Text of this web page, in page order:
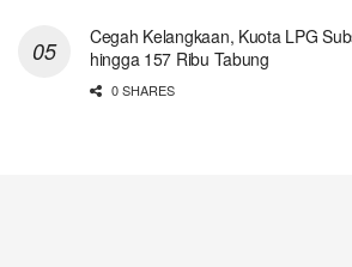
Cegah Kelangkaan, Kuota LPG
hingga 157 Ribu Tabung
0 SHARES